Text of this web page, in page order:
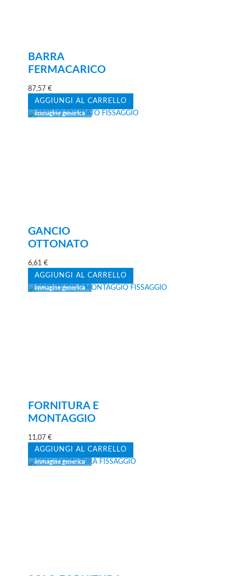
BARRA
FERMACARICO
87,57€
AGGIUNGI AL CARRELLO
GANCIO
OTTONATO
6,61€
AGGIUNGI AL CARRELLO
FORNITURA E
MONTAGGIO
11,07€
AGGIUNGI AL CARRELLO